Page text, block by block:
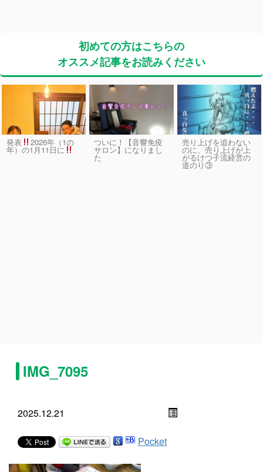
初めての方はこちらの
オススメ記事をお読みください
発表 2026年（1の
年）の1月11日に
ついに！【音響免疫
サロン】になりまし
た
売り上げを追わない
のに、売り上げが上
がるけつ子流経営の
道のり③
IMG_7095
2025.12.21
Pocket